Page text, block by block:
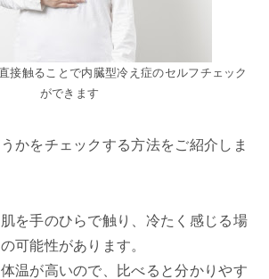
接触ることで内臓型冷え症のセルフチェック
ができます
かをチェックする方法をご紹介しま
を手のひらで触り、冷たく感じる場
可能性があります。
温が高いので、比べると分かりやす